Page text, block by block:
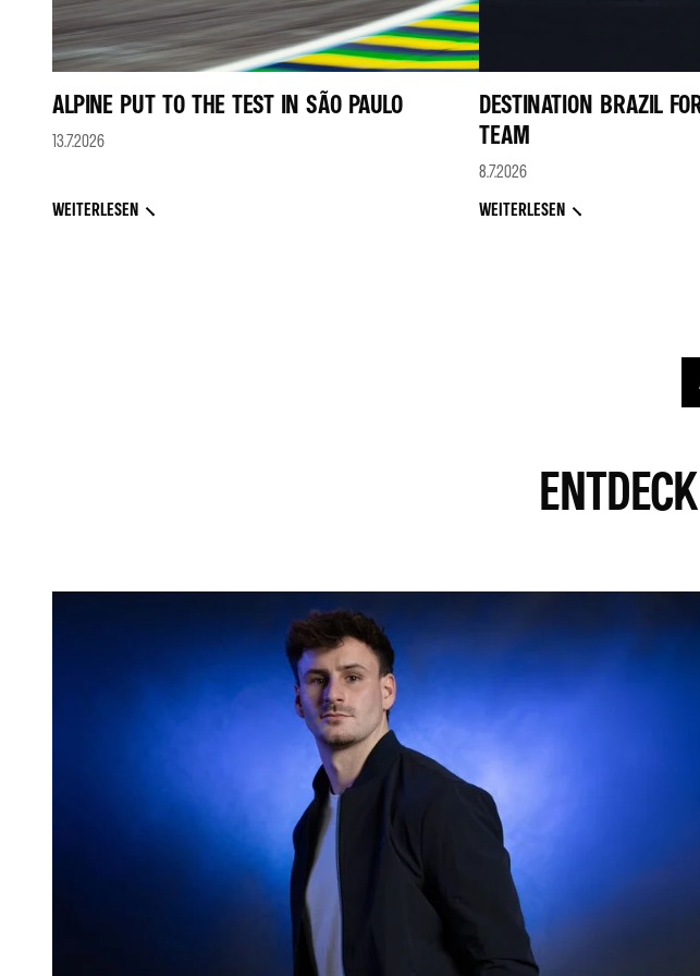
ALPINE PUT TO THE TEST IN SÃO PAULO
13.7.2026
WEITERLESEN
DESTINATION BRAZIL
TEAM
8.7.2026
WEITERLESEN